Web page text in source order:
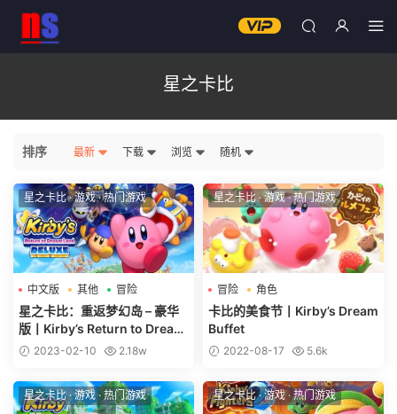
星之卡比
排序 最新 下载 浏览 随机
星之卡比·游戏·热门游戏
中文版 其他 冒险
星之卡比：重返梦幻岛 – 豪华
版丨Kirby’s Return to Dream
Land Deluxe
2023-02-10 2.18w
星之卡比 ·游戏·热门游戏
冒险 角色
卡比的美食节丨Kirby’s Dream
Buffet
2022-08-17 5.6k
星之卡比·游戏· 热门游戏 星之卡比·游戏·热门游戏